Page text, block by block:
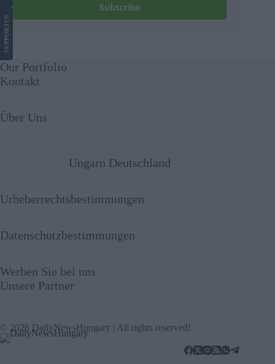
Subscribe
SUPPORT
US
Our Portfolio
Kontakt
Über Uns
Ungarn Deutschland
Urheberrechtsbestimmungen
Datenschutzbestimmungen
Werben Sie bei uns
Unsere Partner
© 2026 DailyNewsHungary | All rights reserved!